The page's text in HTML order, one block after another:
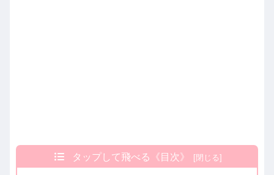
タップして飛べる《目次》